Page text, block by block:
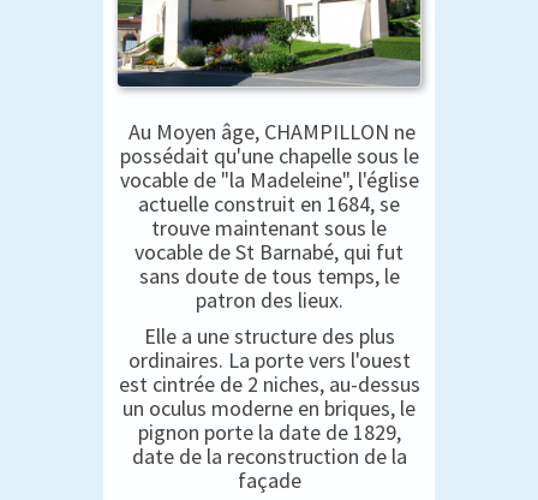
Au Moyen âge, CHAMPILLON ne
possédait qu'une chapelle sous le
vocable de "la Madeleine", l'église
actuelle construit en 1684, se
trouve maintenant sous le
vocable de St Barnabé, qui fut
sans doute de tous temps, le
patron des lieux.
Elle a une structure des plus
ordinaires. La porte vers l'ouest
est cintrée de 2 niches, au-dessus
un oculus moderne en briques, le
pignon porte la date de 1829,
date de la reconstruction de la
façade